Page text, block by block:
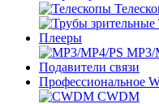
Плееры
MP3/
Подавители связи
Профессиональное
CWDM